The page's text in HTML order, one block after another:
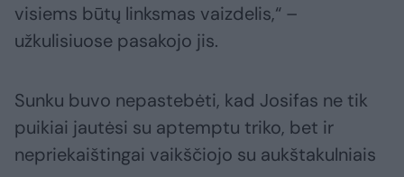
visiems būtų linksmas vaizdelis,“ –
užkulisiuose pasakojo jis.
Sunku buvo nepastebėti, kad Josifas ne tik
puikiai jautėsi su aptemptu triko, bet ir
nepriekaištingai vaikščiojo su aukštakulniais